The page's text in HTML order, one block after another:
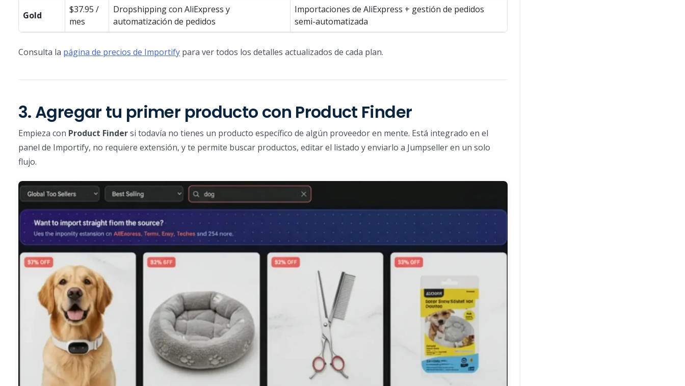
Gold
$37.95 /
mes
Dropshipping con AliExpress y
automatización de pedidos
Importaciones de AliExpress + gestión de pedidos
semi-automatizada
Consulta la página de precios de Importify para ver todos los detalles actualizados de cada plan.
3. Agregar tu primer producto con Product Finder
Empieza con Product Findersi todavía no tienes un producto específico de algún proveedor en mente. Está integrado en el
panel de Importify, no requiere extensión, y te permite buscar productos, editar el listado y enviarlo a Jumpseller en un solo
flujo.